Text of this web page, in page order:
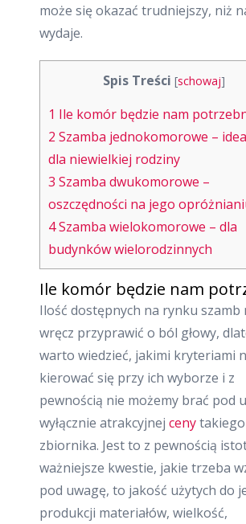
może się okazać trudniejszy, niż
wydaje.
Spis Treści [schowaj]
1 Ile komór będzie nam
2 Szamba jednokomorowe –
dla niewielkiej rodziny
3 Szamba dwukomorowe –
oszczędności na jego
4Szamba wielokomorowe – dla
budynków wielorodzinnych
Ile komór będzie nam
Ilość dostępnych na rynku szamb
wręcz przyprawić o ból głowy,
warto wiedzieć, jakimi kryteriami
kierować się przy ich wyborze i z
pewnością nie możemy brać pod
wyłącznie atrakcyjnej cenytakiego
zbiornika. Jest to z pewnością
ważniejsze kwestie, jakie trzeba
pod uwagę, to jakość użytych do
produkcji materiałów, wielkość,